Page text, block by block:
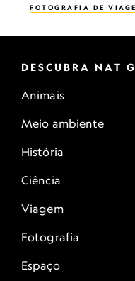
FOTOGRAFIA DE
DESCUBRA NAT
Animais
Meio ambiente
História
Ciência
Viagem
Fotografia
Espaço